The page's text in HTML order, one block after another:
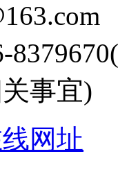
事宜)
网址